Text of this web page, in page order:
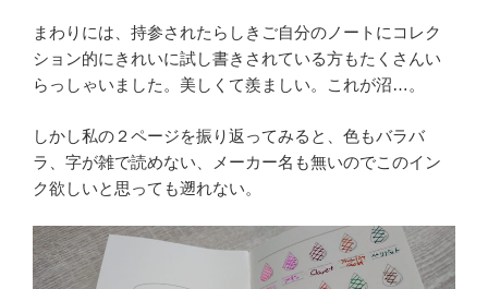
まわりには、持参されたらしきご自分のノートにコレク
ション的にきれいに試し書きされている方もたくさんい
らっしゃいました。美しくて羨ましい。これが沼…。
しかし私の２ページを振り返ってみると、色もバラバ
ラ、字が雑で読めない、メーカー名も無いのでこのイン
ク欲しいと思っても遡れない。